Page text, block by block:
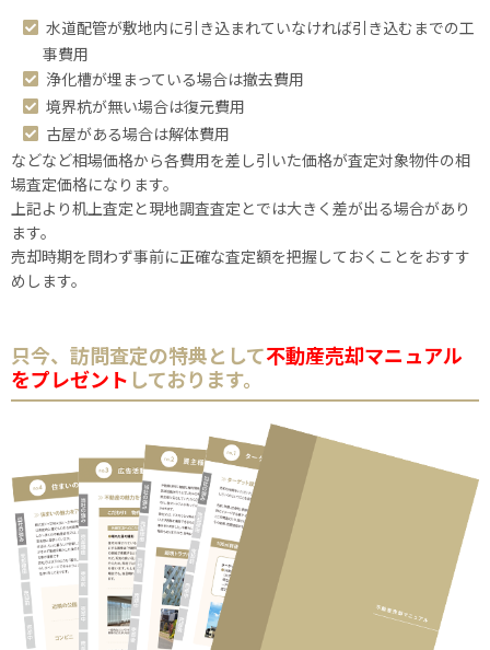
水道配管が敷地内に引き込まれていなければ引き込むまでの工
事費用
浄化槽が埋まっている場合は撤去費用
境界杭が無い場合は復元費用
古屋がある場合は解体費用
などなど相場価格から各費用を差し引いた価格が査定対象物件の相
場査定価格になります。
上記より机上査定と現地調査査定とでは大きく差が出る場合があり
ます。
売却時期を問わず事前に正確な査定額を把握しておくことをおすす
めします。
只今、訪問査定の特典として不動産売却マニュアル
をプレゼント しております。